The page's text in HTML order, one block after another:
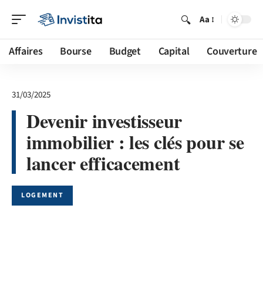
Aa
Affaires Bourse Budget Capital Couverture
31/03/2025
Devenir investisseur
immobilier : les clés pour se
lancer efficacement
LOGEMENT